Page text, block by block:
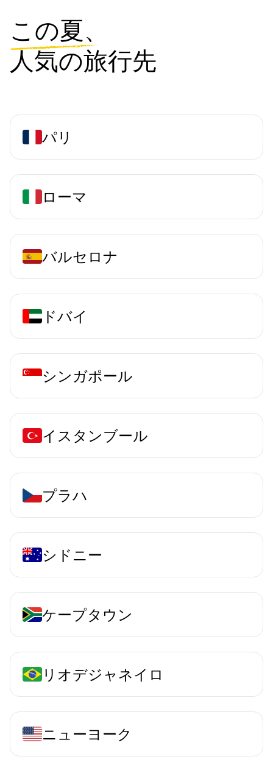
この夏、
人気の旅行先
パリ
ローマ
バルセロナ
ドバイ
シンガポール
イスタンブール
プラハ
シドニー
ケープタウン
リオデジャネイロ
ニューヨーク